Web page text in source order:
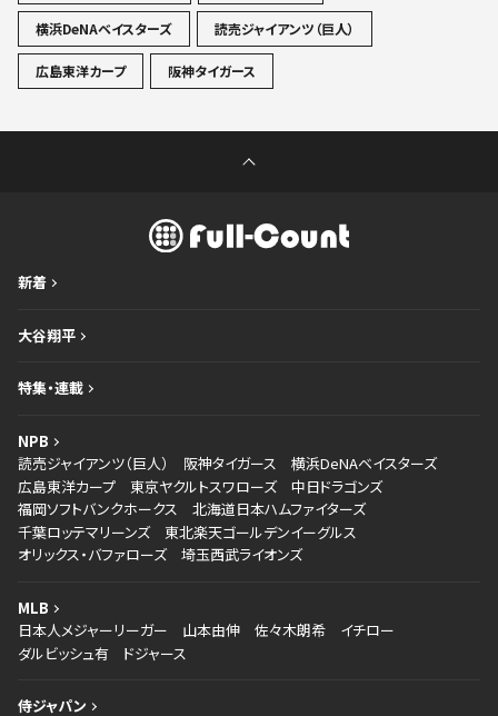
横浜DeNAベイスターズ 読売ジャイアンツ（巨人）
広島東洋カープ 阪神タイガース
新着
大谷翔平
特集・連載
NPB
読売ジャイアンツ（巨人）
阪神タイガース
横浜DeNAベイスターズ
広島東洋カープ
東京ヤクルトスワローズ
中日ドラゴンズ
福岡ソフトバンクホークス
北海道日本ハムファイターズ
千葉ロッテマリーンズ
東北楽天ゴールデンイーグルス
オリックス・バファローズ
埼玉西武ライオンズ
MLB
日本人メジャーリーガー
山本由伸 佐々木朗希
イチロー
ダルビッシュ有
ドジャース
侍ジャパン